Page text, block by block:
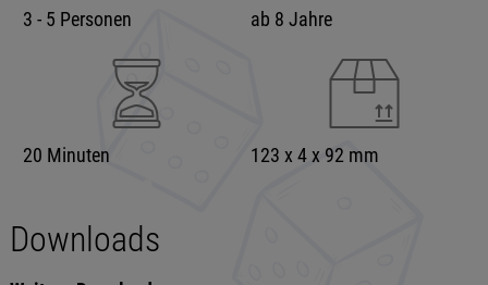
3 - 5 Personen ab 8 Jahre
20 Minuten 123 x 4 x 92 mm
Downloads